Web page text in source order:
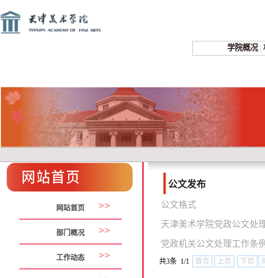
学院概况 |
网站首页
部门概况
工作动态
公文发布
公文格式
天津美术学院党政公文处
党政机关公文处理工作条
共3条 1/1 首页 上页 下页